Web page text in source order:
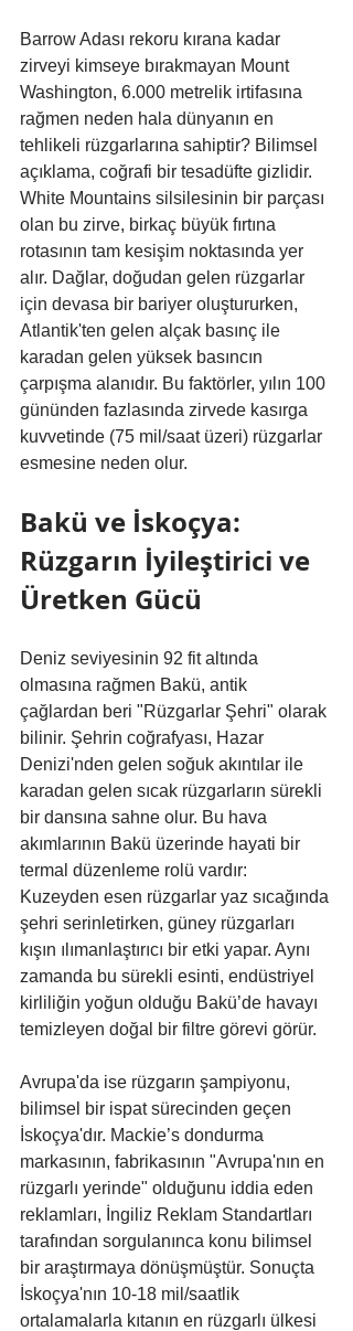
Barrow Adası rekoru kırana kadar
zirveyi kimseye bırakmayan Mount
Washington, 6.000 metrelik irtifasına
rağmen neden hala dünyanın en
tehlikeli rüzgarlarına sahiptir? Bilimsel
açıklama, coğrafi bir tesadüfte gizlidir.
White Mountains silsilesinin bir parçası
olan bu zirve, birkaç büyük fırtına
rotasının tam kesişim noktasında yer
alır. Dağlar, doğudan gelen rüzgarlar
için devasa bir bariyer oluştururken,
Atlantik'ten gelen alçak basınç ile
karadan gelen yüksek basıncın
çarpışma alanıdır. Bu faktörler, yılın 100
gününden fazlasında zirvede kasırga
kuvvetinde (75 mil/saat üzeri) rüzgarlar
esmesine neden olur.
Bakü ve İskoçya:
Rüzgarın İyileştirici ve
Üretken Gücü
Deniz seviyesinin 92 fit altında
olmasına rağmen Bakü, antik
çağlardan beri "Rüzgarlar Şehri" olarak
bilinir. Şehrin coğrafyası, Hazar
Denizi'nden gelen soğuk akıntılar ile
karadan gelen sıcak rüzgarların sürekli
bir dansına sahne olur. Bu hava
akımlarının Bakü üzerinde hayati bir
termal düzenleme rolü vardır:
Kuzeyden esen rüzgarlar yaz sıcağında
şehri serinletirken, güney rüzgarları
kışın ılımanlaştırıcı bir etki yapar. Aynı
zamanda bu sürekli esinti, endüstriyel
kirliliğin yoğun olduğu Bakü’de havayı
temizleyen doğal bir filtre görevi görür.
Avrupa'da ise rüzgarın şampiyonu,
bilimsel bir ispat sürecinden geçen
İskoçya'dır. Mackie’s dondurma
markasının, fabrikasının "Avrupa'nın en
rüzgarlı yerinde" olduğunu iddia eden
reklamları, İngiliz Reklam Standartları
tarafından sorgulanınca konu bilimsel
bir araştırmaya dönüşmüştür. Sonuçta
İskoçya'nın 10-18 mil/saatlik
ortalamalarla kıtanın en rüzgarlı ülkesi